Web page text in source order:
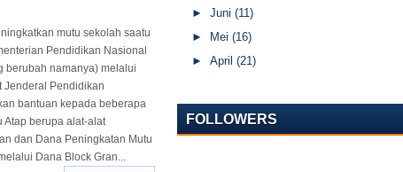
mutu sekolah saatu
Pendidikan Nasional
berubah namanya) melalui
Jenderal Pendidikan
bantuan kepada beberapa
Atap berupa alat-alat
dan Dana Peningkatan Mutu
Dana Block Gran...
► Juni (11)
►
Mei (16)
► April (21)
FOLLOWERS